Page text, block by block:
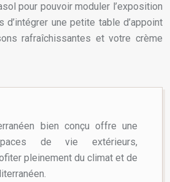
pour pouvoir moduler l’exposition
d’intégrer une petite table d’appoint
rafraîchissantes et votre crème
bien conçu offre une
de vie extérieurs,
pleinement du climat et de